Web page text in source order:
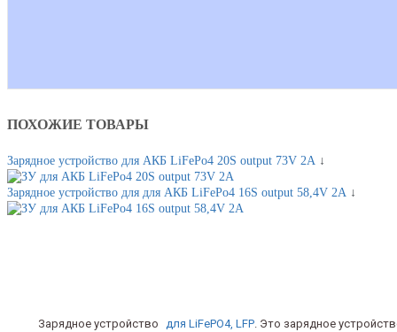
ПОХОЖИЕ ТОВАРЫ
Зарядное устройство для АКБ LiFePo4 20S output 73V 2A ↓
Зарядное устройство для для АКБ LiFePo4 16S output 58,4V 2A ↓
Зарядное устройство для LiFePO4, LFP. Это зарядное